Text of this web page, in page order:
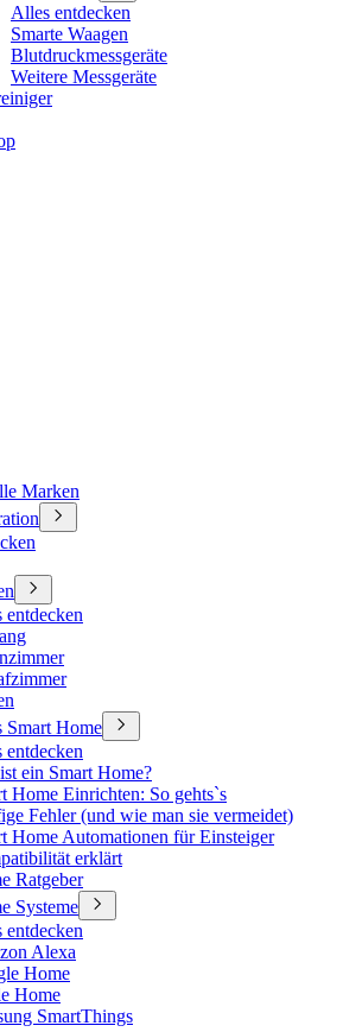
Alles entdecken
Smarte Waagen
Blutdruckmessgeräte
Weitere Messgeräte
Marken
entdecken
Smart Home
entdecken
ein Smart Home?
Home Einrichten: So gehts`s
Fehler (und wie man sie vermeidet)
Home Automationen für Einsteiger
erklärt
Ratgeber
Systeme
entdecken
Alexa
Home
Home
SmartThings